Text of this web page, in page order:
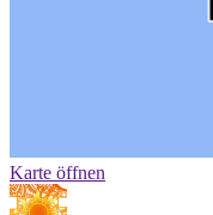
Karte öffnen